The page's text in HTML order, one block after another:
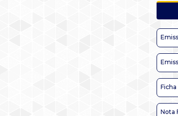
Ficha
Nota